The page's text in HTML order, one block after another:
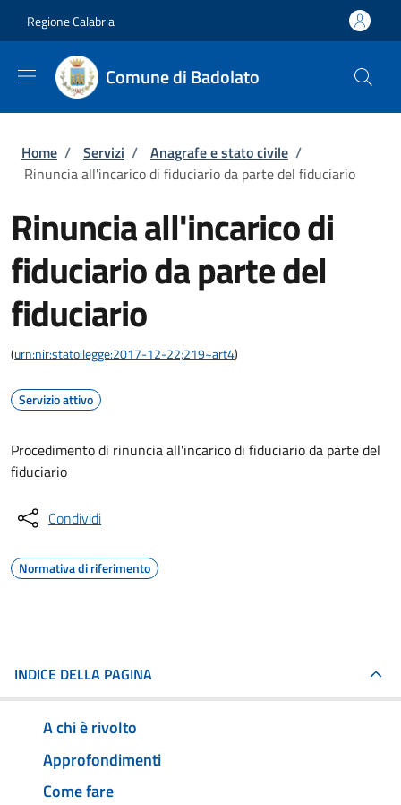
Regione Calabria
Comune di Badolato
Briciole di pane
Home / Servizi / Anagrafe e stato civile /
Rinuncia all'incarico di fiduciario da parte del fiduciario
Rinuncia all'incarico di
fiduciario da parte del
fiduciario
(urn:nir:stato:legge:2017-12-22;219~art4)
Servizio attivo
Procedimento di rinuncia all'incarico di fiduciario da parte del
fiduciario
Condividi
Normativa di riferimento
INDICE DELLA PAGINA
A chi è rivolto
Approfondimenti
Come fare